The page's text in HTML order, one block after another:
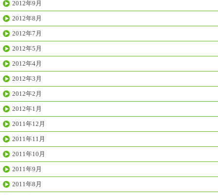
2012年9月
2012年8月
2012年7月
2012年5月
2012年4月
2012年3月
2012年2月
2012年1月
2011年12月
2011年11月
2011年10月
2011年9月
2011年8月